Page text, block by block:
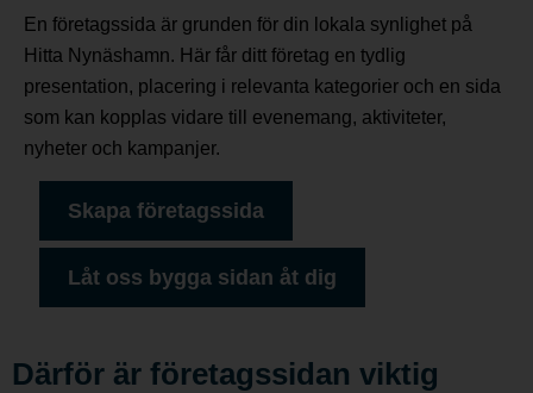
En företagssida är grunden för din lokala synlighet på
Hitta Nynäshamn. Här får ditt företag en tydlig
presentation, placering i relevanta kategorier och en sida
som kan kopplas vidare till evenemang, aktiviteter,
nyheter och kampanjer.
Skapa företagssida
Låt oss bygga sidan åt dig
Därför är företagssidan viktig